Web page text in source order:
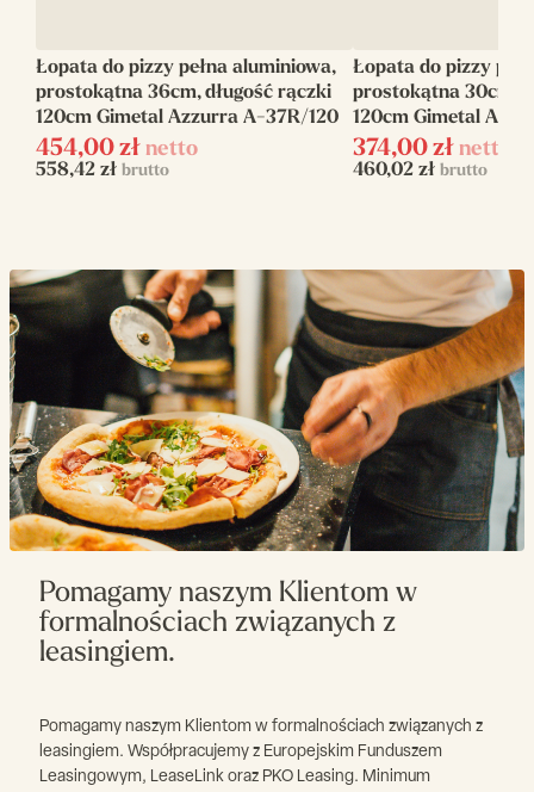
Linia Azzurra
Łopata do pizzy pełna aluminiowa,
prostokątna 36cm, długość rączki
120cm Gimetal Azzurra A-37R/120
454,00 zł netto
558,42 zł brutto
Łopata do pizzy
prostokątna 30cm,
120cm Gimetal
374,00 zł netto
460,02 zł brutto
Pomagamy naszym Klientom w
formalnościach związanych z
leasingiem.
Pomagamy naszym Klientom w formalnościach związanych z
leasingiem. Współpracujemy z Europejskim Funduszem
Leasingowym, LeaseLink oraz PKO Leasing. Minimum